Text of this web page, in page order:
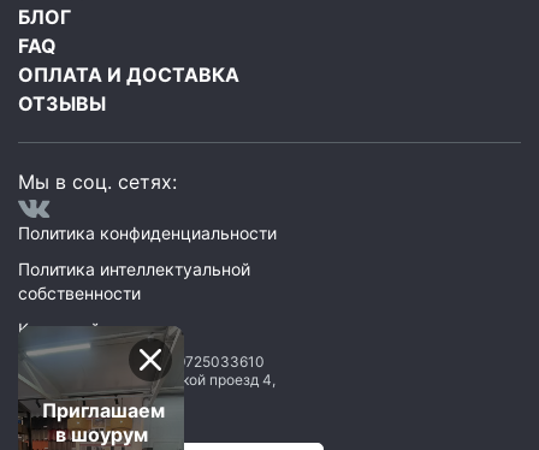
БЛОГ
FAQ
ОПЛАТА И ДОСТАВКА
ОТЗЫВЫ
Мы в соц. сетях:
Политика конфиденциальности
Политика интеллектуальной
собственности
Карта сайта
ООО Мегаполис ИНН: 9725033610
119071
2 Донской проезд 4,
строение 1, пом. 435
Приглашаем
в шоурум